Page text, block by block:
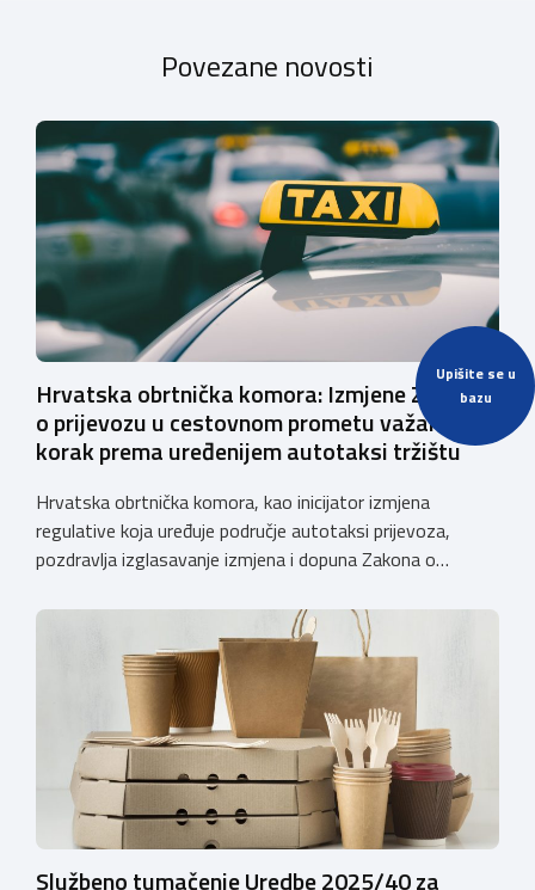
Upišite se u
bazu
Povezane novosti
Hrvatska obrtnička komora: Izmjene Zakona
o prijevozu u cestovnom prometu važan su
korak prema uređenijem autotaksi tržištu
Hrvatska obrtnička komora, kao inicijator izmjena
regulative koja uređuje područje autotaksi prijevoza,
pozdravlja izglasavanje izmjena i dopuna Zakona o
Komora upozorava na sve manjkavosti koje je donijela
potpuna liberalizacija taksi tržišta tako da ove izmjene
predstavljaju važan iskorak prema uređenijem tržištu,
sigurnijem prijevozu putnika i stvaranju pravednijih uvjeta
Službeno tumačenje Uredbe 2025/40 za